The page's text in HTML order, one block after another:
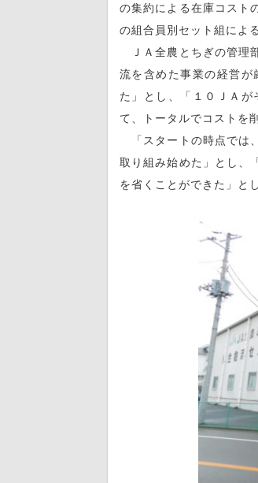
の集約による在庫コスト
の組合員別セット組によ
ＪＡ全農とちぎの管理
流を含めた事業の経営が
た」とし、「１０ＪＡ
て、トータルでコストを
「スタートの時点では
取り組み始めた」とし、
を省くことができた」と